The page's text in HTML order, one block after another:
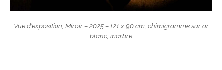
Vue d’exposition, Miroir– 2025 – 121 x 90 cm, chimigramme sur or
blanc, marbre